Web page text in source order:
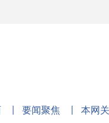
要闻聚焦 本网